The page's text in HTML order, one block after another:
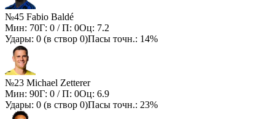
№45 Fabio Baldé
Мин: 70Г: 0 / П: 0Оц: 7.2
Удары: 0 (в створ 0)Пасы точн.: 14%
№23 Michael Zetterer
Мин: 90Г: 0 / П: 0Оц: 6.9
Удары: 0 (в створ 0)Пасы точн.: 23%